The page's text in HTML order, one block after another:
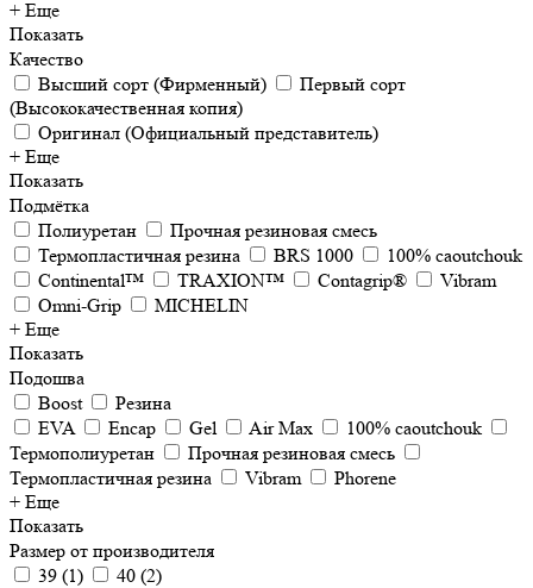
+ Еще
Показать
Качество
Высший сорт (Фирменный)
Первый сорт
(Высококачественная копия)
Оригинал (Официальный представитель)
+ Еще
Показать
Подмётка
Полиуретан
Прочная резиновая смесь
Термопластичная резина
BRS 1000
100% caoutchouk
Continental™
TRAXION™ Contagrip®
Vibram
Omni-Grip
MICHELIN
+ Еще
Показать
Подошва
Boost
Резина
EVA
Encap Gel Air Max
100% caoutchouk
Термополиуретан
Прочная резиновая смесь
Термопластичная резина
Vibram
Phorene
+ Еще
Показать
Размер от производителя
39 (1) 40 (2)